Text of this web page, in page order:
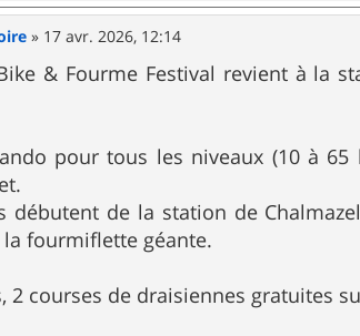
» 17 avr. 2026, 12:14
& Fourme Festival revient à la
pour tous les niveaux (10 à
débutent de la station de
fourmiflette géante.
2 courses de draisiennes gratuites